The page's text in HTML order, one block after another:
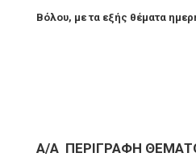
Βόλου, με τα εξής θέματα
Α/Α ΠΕΡΙΓΡΑΦΗ